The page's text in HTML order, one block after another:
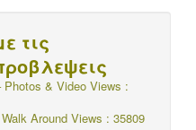
τις
Photos & Video Views :
Around Views : 35809